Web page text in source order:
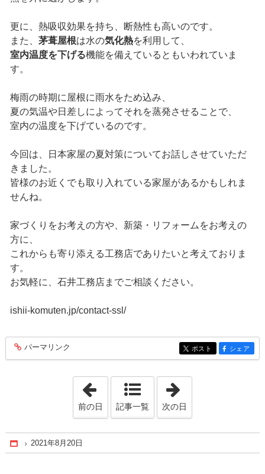
更に、熱吸収効果を持ち、断熱性も高いのです。
また、 茅葺屋根は水の気化熱を利用して、
室内温度を下げる機能を備えているともいわれていま
す。
梅雨の時期に屋根に雨水をため込み、
夏の気温や日差しによってそれを蒸発させることで、
室内の温度を下げているのです。
今回は、日本家屋の夏対策についてお話しさせていただ
きました。
皆様のお近くでも取り入れている家屋があるかもしれま
せんね。
家づくりをお考えの方や、新築・リフォームをお考えの
方に、
これからも寄り添える工務店でありたいと考えておりま
す。
お気軽に、石井工務店までご相談ください。
ishii-komuten.jp/contact-ssl/
entry190
パーマリンク entry190
ポスト entry190
シェア
「2021年8月12日」
前の日 記事一覧 次の日
Home
2021年8月20日